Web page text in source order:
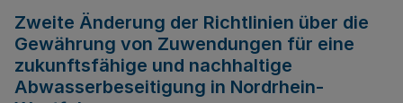
Zweite Änderung der Richtlinien über die
Gewährung von Zuwendungen für eine
zukunftsfähige und nachhaltige
Abwasserbeseitigung in Nordrhein-